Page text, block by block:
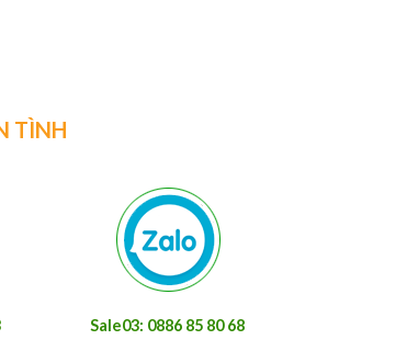
TÌNH
Sale03: 0886 85 80 68